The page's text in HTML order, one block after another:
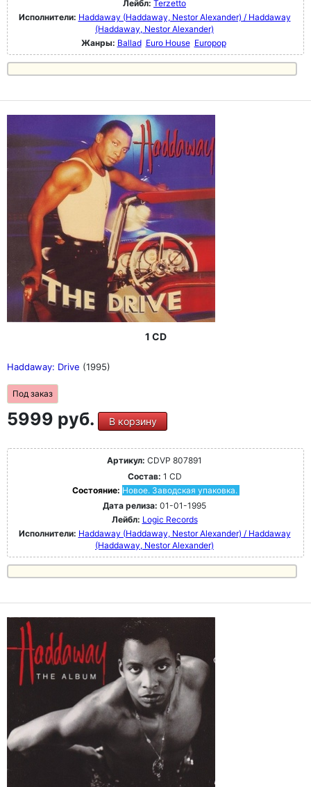
Лейбл: Terzetto
Исполнители: Haddaway (Haddaway, Nestor Alexander) / Haddaway
(Haddaway, Nestor Alexander)
Жанры: Ballad Euro House Europop
1 CD
Haddaway: Drive (1995)
Под заказ
5999 руб. В корзину
Артикул: CDVP 807891
Состав: 1 CD
Состояние: Новое. Заводская упаковка.
Дата релиза: 01-01-1995
Лейбл: Logic Records
Исполнители: Haddaway (Haddaway, Nestor Alexander) / Haddaway
(Haddaway, Nestor Alexander)